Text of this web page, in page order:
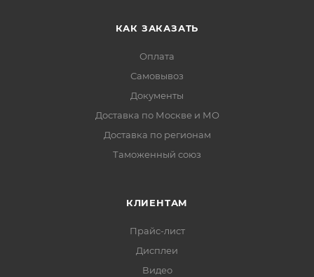
КАК ЗАКАЗАТЬ
Оплата
Самовывоз
Документы
Доставка по Москве и МО
Доставка по регионам
Таможенный союз
КЛИЕНТАМ
Прайс-лист
Дисплеи
Видео